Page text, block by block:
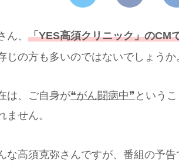
ん、 「YES高須クリニック」のCM
じの方も多いのではないでしょうか
は、ご自身が❝がん闘病中❞ という
ません。
な高須克弥さんですが、番組の予告